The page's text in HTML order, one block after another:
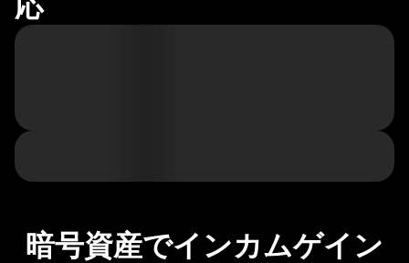
暗号資産でインカムゲイン